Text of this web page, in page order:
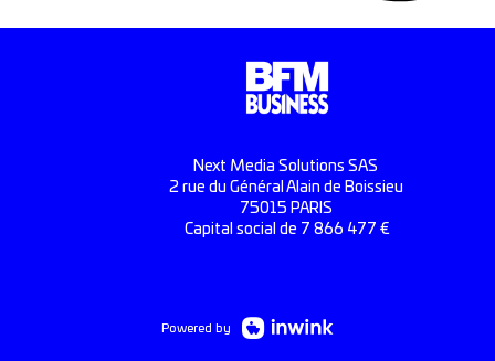
Next Media Solutions SAS
2 rue du Général Alain de Boissieu
75015 PARIS
Capital social de 7 866 477 €
Powered by